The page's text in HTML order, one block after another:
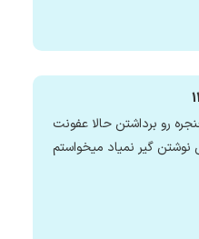
رو برداشتن حالا عفونت
گیر نمیاد میخواستم